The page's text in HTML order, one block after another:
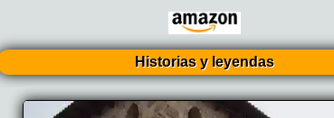
Historias y leyendas